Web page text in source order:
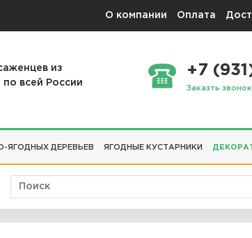
О компании Оплата
из
по всей России
+7
Заказть звонок
ДЕРЕВЬЕВ ЯГОДНЫЕ КУСТАРНИКИ